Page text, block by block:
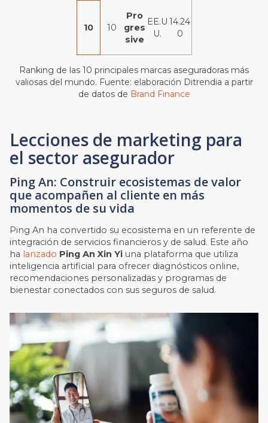
10 10
Pro
gres
sive
EE.U
U.
14.24
0
Ranking de las 10 principales marcas aseguradoras más
valiosas del mundo. Fuente: elaboración Ditrendia a partir
de datos de Brand Finance
Lecciones de marketing para
el sector asegurador
Ping An: Construir ecosistemas de valor
que acompañen al cliente en más
momentos de su vida
Ping An ha convertido su ecosistema en un referente de
integración de servicios financieros y de salud. Este año
ha lanzado Ping An Xin Yi una plataforma que utiliza
inteligencia artificial para ofrecer diagnósticos online,
recomendaciones personalizadas y programas de
bienestar conectados con sus seguros de salud.